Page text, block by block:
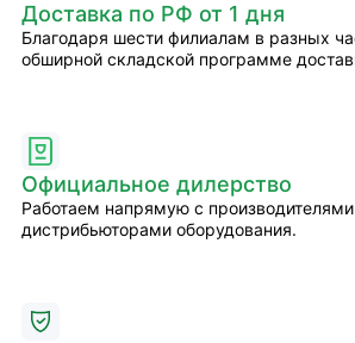
Доставка по РФ от 1 дня
Благодаря шести филиалам в разных
обширной складской программе
Официальное дилерство
Работаем напрямую с
дистрибьюторами оборудования.